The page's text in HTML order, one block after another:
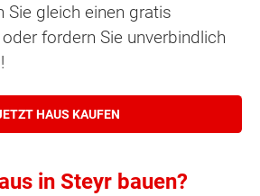
Sie gleich einen gratis
fordern Sie unverbindlich
HAUS KAUFEN
in Steyr bauen?